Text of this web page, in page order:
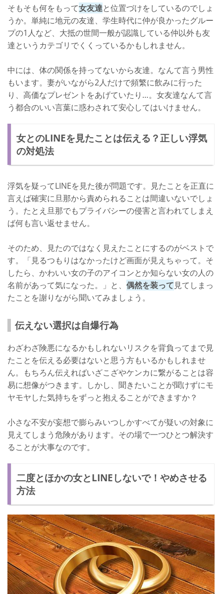
そもそも何をもって女友達と位置づけをしているのでしょ
うか。単純に地元の友達、学生時代に仲が良かったグルー
プの1人など、大抵の世間一般が認識している仲以外も友
達というカテゴリでくくっているかもしれません。
中には、体の関係を持ってないから友達。なんて言う男性
もいます。妻がいながら2人だけで頻繁に飲みに行った
り、高価なプレゼントをあげていたり…。女友達なんて言
う都合のいい言葉に惑わされて安心してはいけません。
女とのLINEを見たことは伝える？正しい浮気
の対処法
浮気を疑ってLINEを見た後が問題です。見たことを正直に
言えば確実に旦那から責められることは間違いないでしょ
う。たとえ旦那でもプライバシーの侵害と言われてしまえ
ば何も言い返せません。
そのため、見たのではなく見えたことにするのがベストで
す。「見るつもりはなかったけど画面が見えちゃって。そ
したら、かわいい女の子のアイコンとか知らない女の人の
名前があって気になった。」と、 偶然を装って見てしまっ
たことを謝りながら聞いてみましょう。
伝えない選択は自爆行為
わざわざ険悪になるかもしれないリスクを背負ってまで見
たことを伝える必要はないと思う方もいるかもしれませ
ん。もちろん伝えればいざこざやケンカに繋がることは容
易に想像がつきます。しかし、聞きたいことが聞けずにモ
ヤモヤした気持ちをずっと抱えることができますか？
小さな不安が妄想で膨らみいつしかすべてが疑いの対象に
見えてしまう危険があります。その場で一つひとつ解決す
ることが大事なのです。
二度とほかの女とLINEしないで！やめさせる
方法